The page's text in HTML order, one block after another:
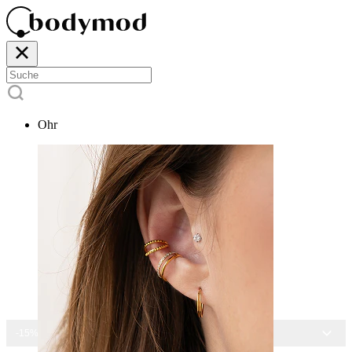
Ohr
-15% AUF ALLEN SCHMUCK